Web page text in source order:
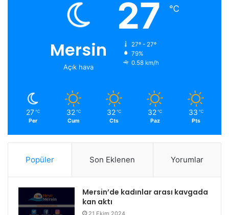
Mersin
Açık hava
27 ℃
27º - 27º
79%
0.58 km/h
27 ℃
Per
32 ℃
Cum
32 ℃
Cts
32 ℃
Paz
33 ℃
Pts
Popüler Son Eklenen Yorumlar
Mersin’de kadınlar arası kavgada
kan aktı
21 Ekim 2024